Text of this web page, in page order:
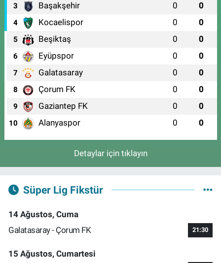
3 Başakşehir 0 0
4 Kocaelispor 0 0
5 Beşiktaş 0 0
6 Eyüpspor 0 0
7 Galatasaray 0 0
8 Çorum FK 0 0
9 Gaziantep FK 0 0
10 Alanyaspor 0 0
Detaylar için tıklayın
Süper Lig Fikstür
14 Ağustos, Cuma
Galatasaray - Çorum FK
21:30
15 Ağustos, Cumartesi